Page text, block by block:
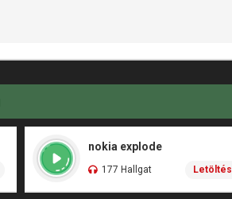
nokia explode
177 Hallgat Letöltés